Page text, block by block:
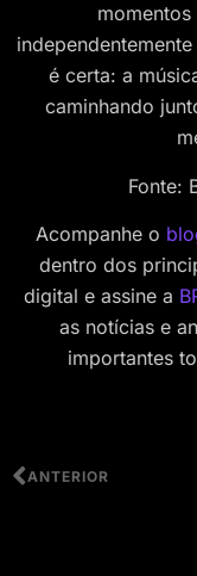
é certa: a
caminhando
Fonte:
Acompanhe o
dentro dos
digital e assine a
as notícias e
importantes
ANTERIOR